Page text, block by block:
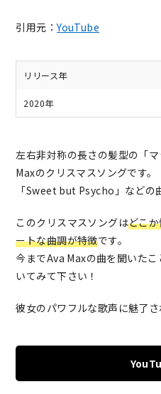
引用元：YouTube
リリース年
2020年
左右非対称の長さの髪型の「
Maxのクリスマスソングです。
「Sweet but Psycho」などの
このクリスマスソングはどこ
ートな曲調が特徴です。
今までAva Maxの曲を聞いた
いてみて下さい！
彼女のパワフルな歌声に魅了さ